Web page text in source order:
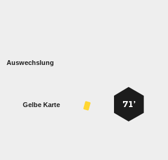
Auswechslung
71’
Gelbe Karte